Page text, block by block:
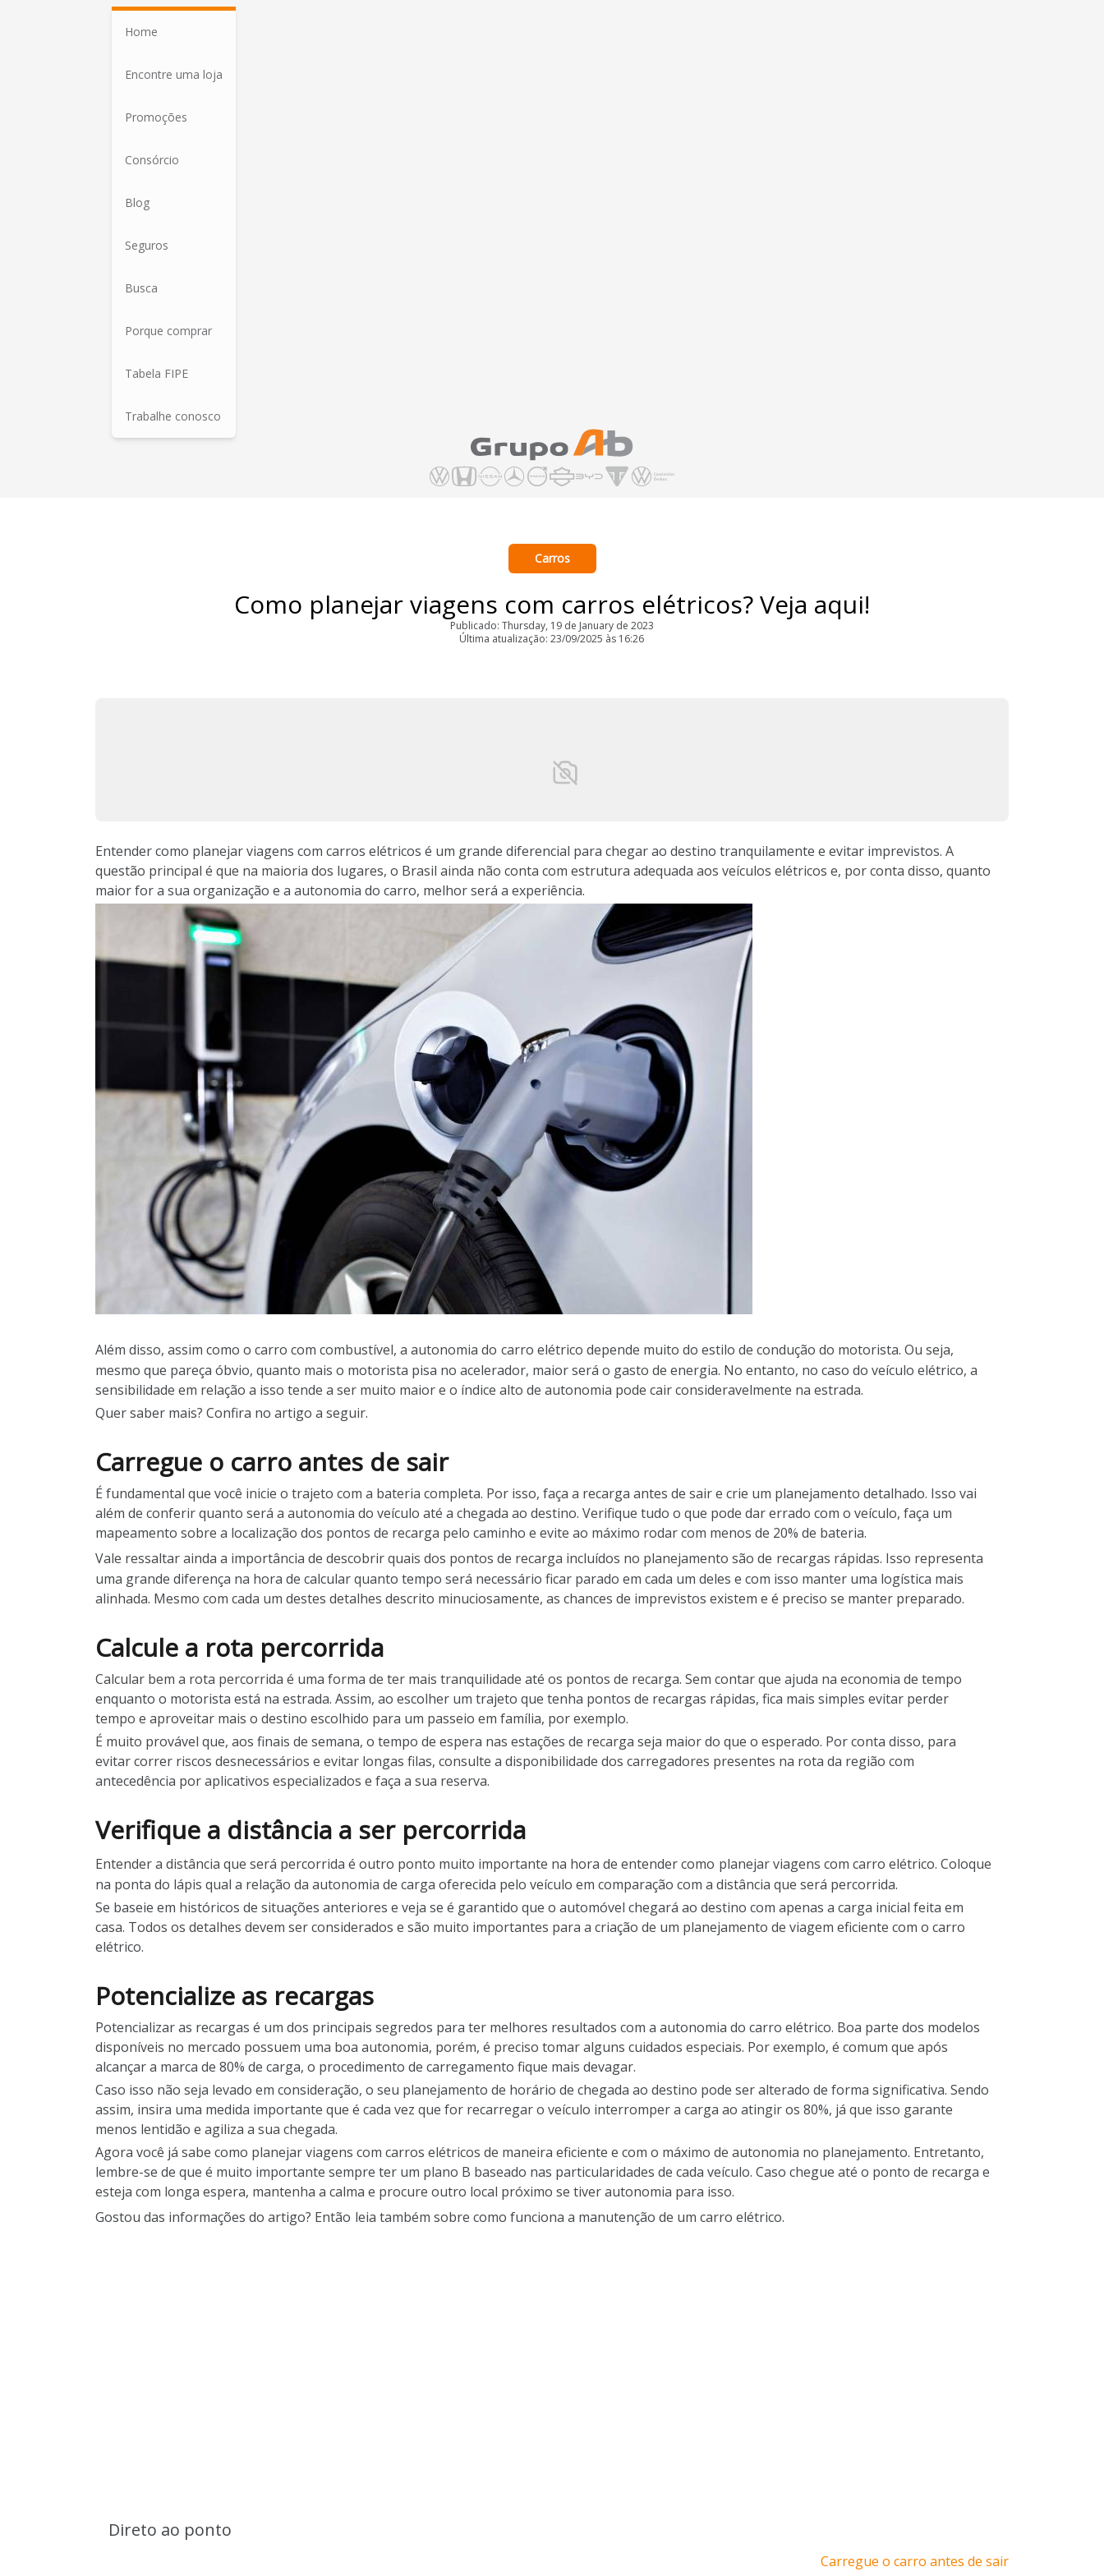
Home
Encontre uma loja
Promoções
Consórcio
Blog
Seguros
Busca
Porque comprar
Tabela FIPE
Trabalhe conosco
Carros
Como planejar viagens com carros elétricos? Veja aqui!
Publicado: Thursday, 19 de January de 2023
Última atualização: 23/09/2025 às 16:26
Entender como planejar viagens com carros elétricos é um grande diferencial para chegar ao destino tranquilamente e evitar imprevistos. A
questão principal é que na maioria dos lugares, o Brasil ainda não conta com estrutura adequada aos veículos elétricos e, por conta disso, quanto
maior for a sua organização e a autonomia do carro, melhor será a experiência.
Além disso, assim como o carro com combustível, a autonomia do carro elétrico depende muito do estilo de condução do motorista. Ou seja,
mesmo que pareça óbvio, quanto mais o motorista pisa no acelerador, maior será o gasto de energia. No entanto, no caso do veículo elétrico, a
sensibilidade em relação a isso tende a ser muito maior e o índice alto de autonomia pode cair consideravelmente na estrada.
Quer saber mais? Confira no artigo a seguir.
Carregue o carro antes de sair
É fundamental que você inicie o trajeto com a bateria completa. Por isso, faça a recarga antes de sair e crie um planejamento detalhado. Isso vai
além de conferir quanto será a autonomia do veículo até a chegada ao destino. Verifique tudo o que pode dar errado com o veículo, faça um
mapeamento sobre a localização dos pontos de recarga pelo caminho e evite ao máximo rodar com menos de 20% de bateria.
Vale ressaltar ainda a importância de descobrir quais dos pontos de recarga incluídos no planejamento são de recargas rápidas. Isso representa
uma grande diferença na hora de calcular quanto tempo será necessário ficar parado em cada um deles e com isso manter uma logística mais
alinhada. Mesmo com cada um destes detalhes descrito minuciosamente, as chances de imprevistos existem e é preciso se manter preparado.
Calcule a rota percorrida
Calcular bem a rota percorrida é uma forma de ter mais tranquilidade até os pontos de recarga. Sem contar que ajuda na economia de tempo
enquanto o motorista está na estrada. Assim, ao escolher um trajeto que tenha pontos de recargas rápidas, fica mais simples evitar perder
tempo e aproveitar mais o destino escolhido para um passeio em família, por exemplo.
É muito provável que, aos finais de semana, o tempo de espera nas estações de recarga seja maior do que o esperado. Por conta disso, para
evitar correr riscos desnecessários e evitar longas filas, consulte a disponibilidade dos carregadores presentes na rota da região com
antecedência por aplicativos especializados e faça a sua reserva.
Verifique a distância a ser percorrida
Entender a distância que será percorrida é outro ponto muito importante na hora de entender como planejar viagens com carro elétrico. Coloque
na ponta do lápis qual a relação da autonomia de carga oferecida pelo veículo em comparação com a distância que será percorrida.
Se baseie em históricos de situações anteriores e veja se é garantido que o automóvel chegará ao destino com apenas a carga inicial feita em
casa. Todos os detalhes devem ser considerados e são muito importantes para a criação de um planejamento de viagem eficiente com o carro
elétrico.
Potencialize as recargas
Potencializar as recargas é um dos principais segredos para ter melhores resultados com a autonomia do carro elétrico. Boa parte dos modelos
disponíveis no mercado possuem uma boa autonomia, porém, é preciso tomar alguns cuidados especiais. Por exemplo, é comum que após
alcançar a marca de 80% de carga, o procedimento de carregamento fique mais devagar.
Caso isso não seja levado em consideração, o seu planejamento de horário de chegada ao destino pode ser alterado de forma significativa. Sendo
assim, insira uma medida importante que é cada vez que for recarregar o veículo interromper a carga ao atingir os 80%, já que isso garante
menos lentidão e agiliza a sua chegada.
Agora você já sabe como planejar viagens com carros elétricos de maneira eficiente e com o máximo de autonomia no planejamento. Entretanto,
lembre-se de que é muito importante sempre ter um plano B baseado nas particularidades de cada veículo. Caso chegue até o ponto de recarga e
esteja com longa espera, mantenha a calma e procure outro local próximo se tiver autonomia para isso.
Gostou das informações do artigo? Então leia também sobre como funciona a manutenção de um carro elétrico.
Direto ao ponto
Carregue o carro antes de sair